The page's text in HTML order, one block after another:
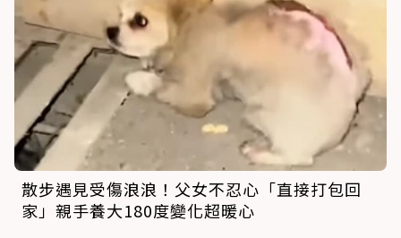
散步遇見受傷浪浪！父女不忍心「直接打包回
家」親手養大180度變化超暖心